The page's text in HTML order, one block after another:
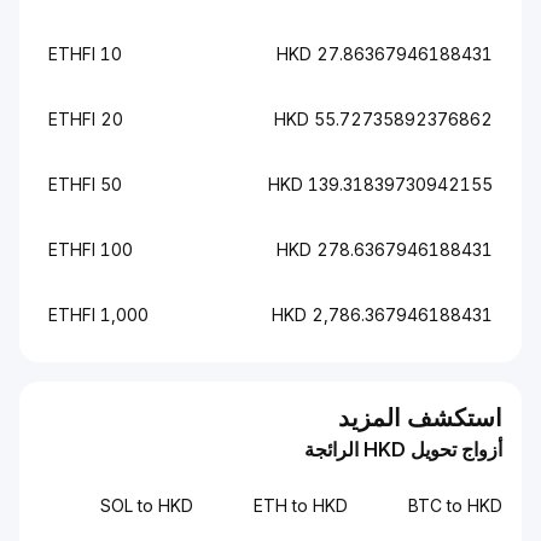
27.86367946188431 HKD
10 ETHFI
55.72735892376862 HKD
20 ETHFI
139.31839730942155 HKD
50 ETHFI
278.6367946188431 HKD
100 ETHFI
2,786.367946188431 HKD
1,000 ETHFI
استكشف المزيد
أزواج تحويل HKD الرائجة
BTC to HKD
ETH to HKD
SOL to HKD